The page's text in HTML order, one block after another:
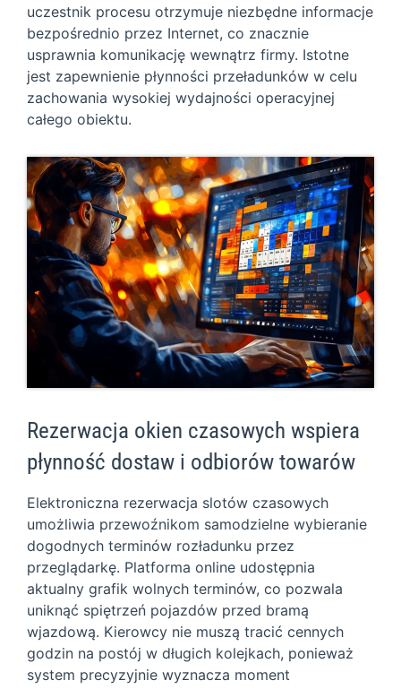
uczestnik procesu otrzymuje niezbędne informacje
bezpośrednio przez Internet, co znacznie
usprawnia komunikację wewnątrz firmy. Istotne
jest zapewnienie płynności przeładunków w celu
zachowania wysokiej wydajności operacyjnej
całego obiektu.
Rezerwacja okien czasowych wspiera
płynność dostaw i odbiorów towarów
Elektroniczna rezerwacja slotów czasowych
umożliwia przewoźnikom samodzielne wybieranie
dogodnych terminów rozładunku przez
przeglądarkę. Platforma online udostępnia
aktualny grafik wolnych terminów, co pozwala
uniknąć spiętrzeń pojazdów przed bramą
wjazdową. Kierowcy nie muszą tracić cennych
godzin na postój w długich kolejkach, ponieważ
system precyzyjnie wyznacza moment